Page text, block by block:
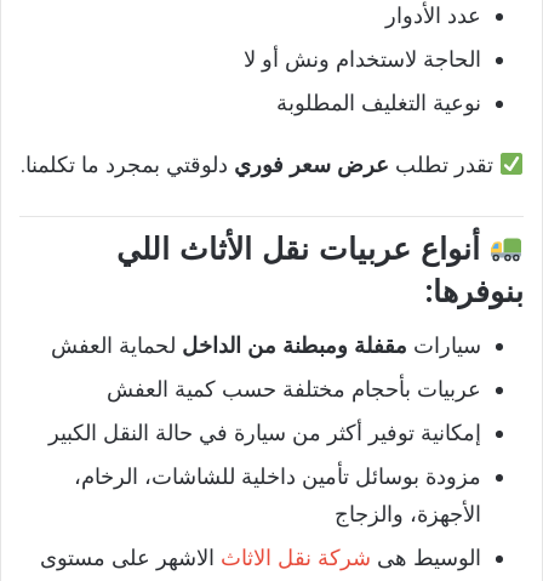
عدد الأدوار
الحاجة لاستخدام ونش أو لا
نوعية التغليف المطلوبة
تقدر تطلب عرض سعر فوري دلوقتي بمجرد ما تكلمنا.
أنواع عربيات نقل الأثاث اللي
بنوفرها:
سيارات مقفلة ومبطنة من الداخل لحماية العفش
عربيات بأحجام مختلفة حسب كمية العفش
إمكانية توفير أكثر من سيارة في حالة النقل الكبير
مزودة بوسائل تأمين داخلية للشاشات، الرخام،
الأجهزة، والزجاج
الوسيط هى شركة نقل الاثاث الاشهر على مستوى